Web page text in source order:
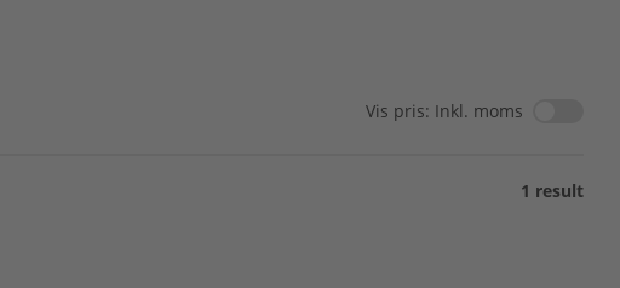
Vis pris: Inkl. moms
1 result